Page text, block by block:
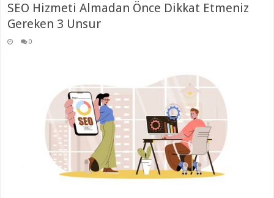
SEO Hizmeti Almadan Önce Dikkat Etmeniz
Gereken 3 Unsur
0